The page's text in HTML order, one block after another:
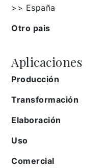
>> España
Otro pais
Aplicaciones
Producción
Transformación
Elaboración
Uso
Comercial